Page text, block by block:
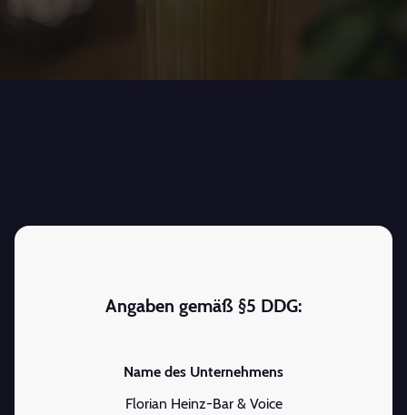
Angaben gemäß §5 DDG:
Name des Unternehmens
Florian Heinz-Bar & Voice